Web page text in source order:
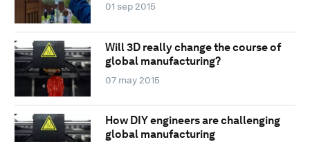
01 sep 2015
Will 3D really change the course of
global manufacturing?
07 may 2015
How DIY engineers are challenging
global manufacturing